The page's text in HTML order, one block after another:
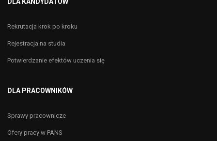
Rekrutacja krok po kroku
Rejestracja na studia
Potwierdzanie efektów uczenia się
DLA PRACOWNIKÓW
Sprawy pracownicze
Ofery pracy w PANS